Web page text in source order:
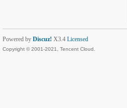
Powered by Discuz! X3.4 Licensed
Copyright © 2001-2021, Tencent Cloud.